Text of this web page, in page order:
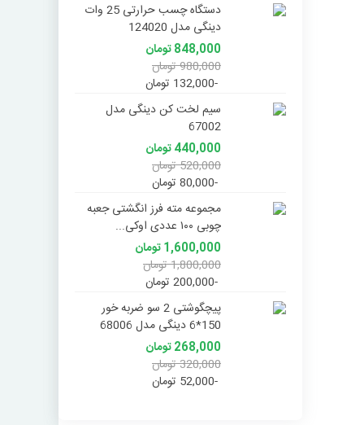
دستگاه چسب حرارتی 25 وات
دینگی مدل 124020
848,000 تومان
980,000 تومان
-132,000 تومان
سیم لخت کن دینگی مدل
67002
440,000 تومان
520,000 تومان
-80,000 تومان
مجموعه مته فرز انگشتی جعبه
چوبی ۱۰۰ عددی اوکی...
1,600,000 تومان
1,800,000 تومان
-200,000 تومان
پیچگوشتی 2 سو ضربه خور
150*6 دینگی مدل 68006
268,000 تومان
320,000 تومان
-52,000 تومان